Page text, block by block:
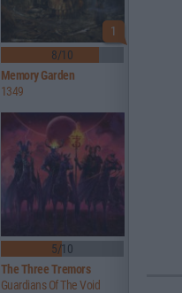
1
8/10
Memory Garden
1349
5/10
The Three Tremors
Guardians Of The Void